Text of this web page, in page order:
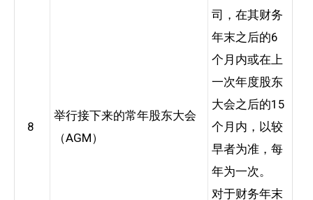
8
举行接下来的常年股东大会
（AGM）
司，在其财务
年末之后的6
个月内或在上
一次年度股东
大会之后的15
个月内，以较
早者为准，每
年为一次。
对于财务年末